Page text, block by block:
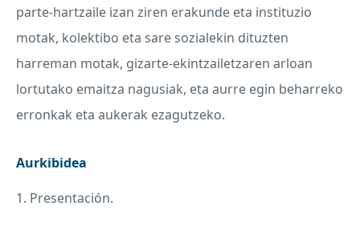
parte-hartzaile izan ziren erakunde eta instituzio
motak, kolektibo eta sare sozialekin dituzten
harreman motak, gizarte-ekintzailetzaren arloan
lortutako emaitza nagusiak, eta aurre egin beharreko
erronkak eta aukerak ezagutzeko.
Aurkibidea
1. Presentación.